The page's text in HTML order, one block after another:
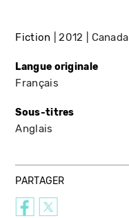
Fiction 2012 Canada
Langue originale
Français
Sous-titres
Anglais
PARTAGER